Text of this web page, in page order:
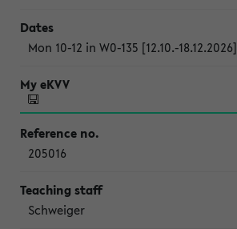
Mon 10-12 in W0-135 [12.10.-18.12.2026]
205016
Schweiger